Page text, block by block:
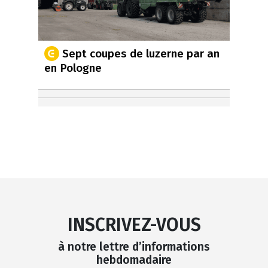
Sept coupes de luzerne par an
en Pologne
INSCRIVEZ-VOUS
à notre lettre d’informations
hebdomadaire